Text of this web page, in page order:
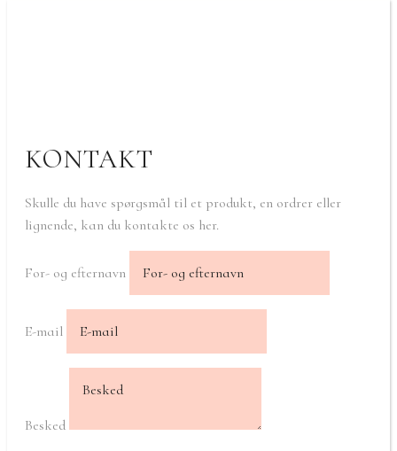
KONTAKT
Skulle du have spørgsmål til et produkt, en ordrer eller
lignende, kan du kontakte os her.
For- og efternavn
E-mail
Besked